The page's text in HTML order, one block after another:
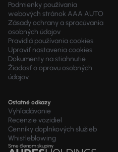
Podmienky používania
webových stránok AAA AUTO
Zásady ochrany a spracúvania
osobných údajov
Pravidlá používania cookies
Upraviť nastavenia cookies
Dokumenty na stiahnutie
Žiadosť o opravu osobných
údajov
Ostatné odkazy
Vyhľadávanie
Recenzie vozidiel
Cenníky doplnkových služieb
Whistleblowing
Sme členom skupiny